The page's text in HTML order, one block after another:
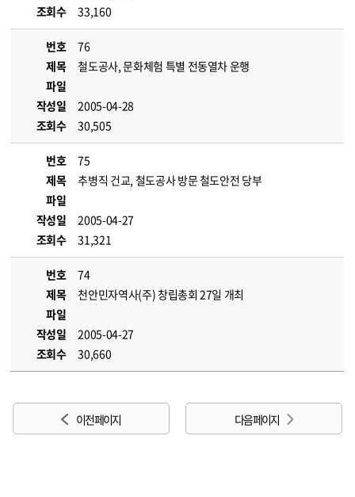
조회수
33,160
번호
76
제목
철도공사, 문화체험 특별 전동열차 운행
파일
작성일
2005-04-28
조회수
30,505
번호
75
제목
추병직 건교, 철도공사 방문 철도안전 당부
파일
작성일
2005-04-27
조회수
31,321
번호
74
제목
천안민자역사(주) 창립총회 27일 개최
파일
작성일
2005-04-27
조회수
30,660
이전 페이지 다음 페이지